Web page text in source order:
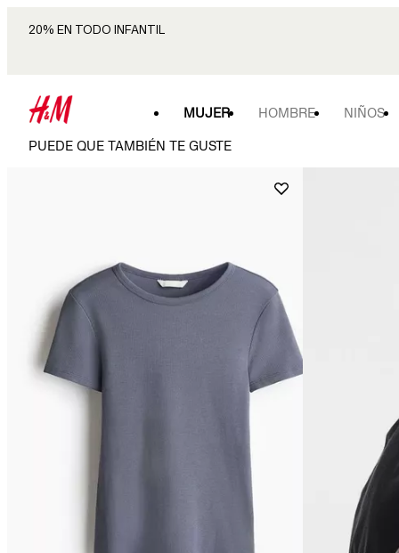
20% EN TODO INFANTIL
MUJER HOMBRE NIÑOS
PUEDE QUE TAMBIÉN TE GUSTE